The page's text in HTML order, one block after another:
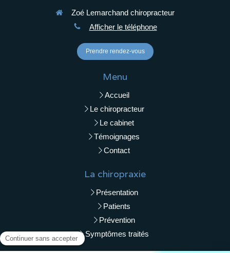
Zoé Lemarchand chiropracteur
Afficher le téléphone
Prendre rendez-vous
Menu
Accueil
Le chiropracteur
Le cabinet
Témoignages
Contact
La chiropraxie
Présentation
Patients
Prévention
Symptômes traités